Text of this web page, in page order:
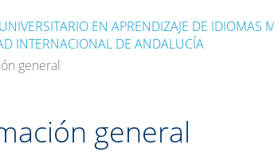
EN APRENDIZAJE DE
INTERNACIONAL DE ANDALUCÍA
general
general